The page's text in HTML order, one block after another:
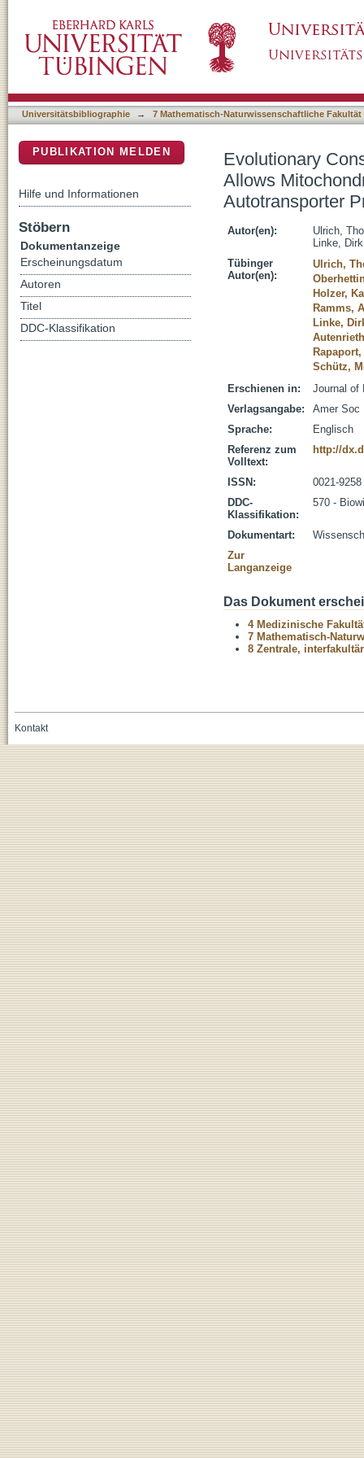
a Functional Bacterial Trimeric
Universitätsbibliographie → 7 Mathematisch-Naturwissenschaftliche Fakultät
Evolutionary
Allows
Autotransporter
Autor(en):
Ulrich,
Linke, Dirk
Tübinger
Autor(en):
Ulrich,
Holzer,
Ramms,
Linke,
Schütz,
Erschienen in:
Journal of
Verlagsangabe:
Amer Soc
Sprache:
Englisch
Referenz zum
Volltext:
http://
ISSN:
0021-9258
DDC-
Klassifikation:
570 -
Dokumentart:
Zur
Langanzeige
Das Dokument
4 Medizinische
7 Mathematisch-
8 Zentrale,
PUBLIKATION MELDEN
Hilfe und Informationen
Stöbern
Dokumentanzeige
Erscheinungsdatum
Autoren
Titel
DDC-Klassifikation
Kontakt